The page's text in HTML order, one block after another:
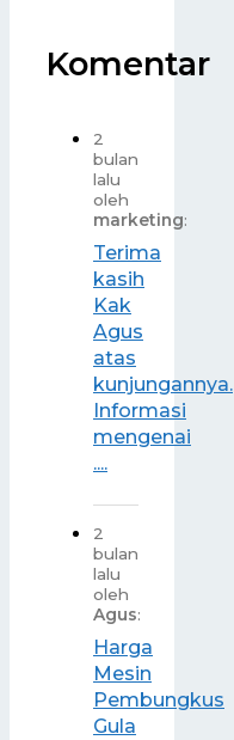
Komentar
2
bulan
lalu
oleh
marketing:
Terima
kasih
Kak
Agus
atas
kunjungannya.
Informasi
mengenai
....
2
bulan
lalu
oleh
Agus:
Harga
Mesin
Pembungkus
Gula